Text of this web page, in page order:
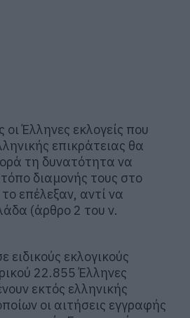
Έλληνες εκλογείς που
επικράτειας θα
τη δυνατότητα να
διαμονής τους στο
επέλεξαν, αντί να
(άρθρο 2 του ν.
ειδικούς εκλογικούς
22.855 Έλληνες
εκτός ελληνικής
οι αιτήσεις εγγραφής